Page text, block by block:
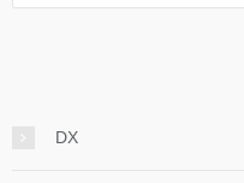
DX